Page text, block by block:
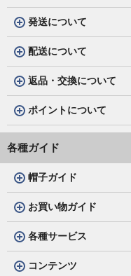
発送について
配送について
返品・交換について
ポイントについて
各種ガイド
帽子ガイド
お買い物ガイド
各種サービス
コンテンツ